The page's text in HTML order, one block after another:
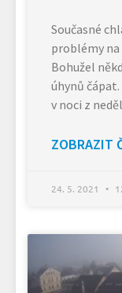
Současné
problémy na
Bohužel
úhynů
v noci z
ZOBRAZIT
24. 5. 2021